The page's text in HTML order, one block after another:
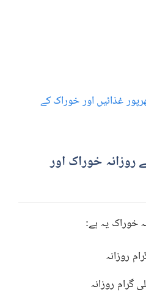
غذائیں اور خوراک کے
کے لیے روزانہ خوراک اور
خوراک یہ ہے: